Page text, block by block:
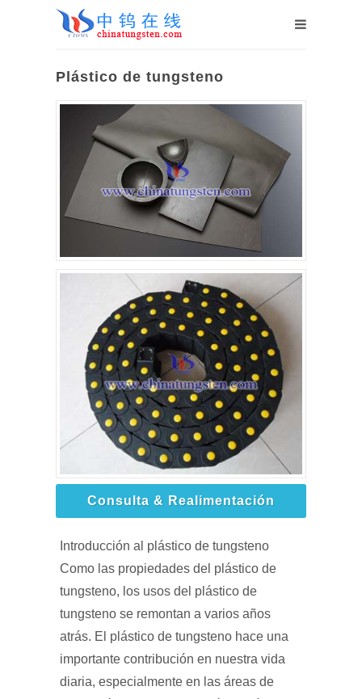
Plástico de tungsteno
Consulta & Realimentación
Introducción al plástico de tungsteno
Como las propiedades del plástico de
tungsteno, los usos del plástico de
tungsteno se remontan a varios años
atrás. El plástico de tungsteno hace una
importante contribución en nuestra vida
diaria, especialmente en las áreas de